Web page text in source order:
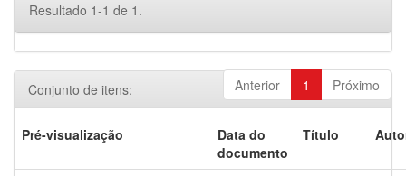
Resultado 1-1 de 1.
Anterior 1 Próximo
Conjunto de itens:
Pré-visualização
Data do
documento
Título